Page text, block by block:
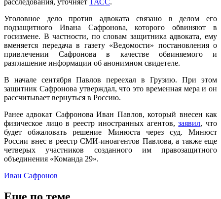
Уголовное дело против адвоката связано в делом его
подзащитного Ивана Сафронова, которого обвиняют в
госизмене. В частности, по словам защитника адвоката, ему
вменяется передача в газету «Ведомости» постановления о
привлечении Сафронова в качестве обвиняемого и
разглашение информации об анонимном свидетеле.
В начале сентября Павлов переехал в Грузию. При этом
защитник Сафронова утверждал, что это временная мера и он
рассчитывает вернуться в Россию.
Ранее адвокат Сафронова Иван Павлов, который внесен как
физическое лицо в реестр иностранных агентов,заявил, что
будет обжаловать решение Минюста через суд. Минюст
России внес в реестр СМИ-иноагентов Павлова, а также еще
четверых участников созданного им правозащитного
объединения «Команда 29».
Иван Сафронов
Еще по теме